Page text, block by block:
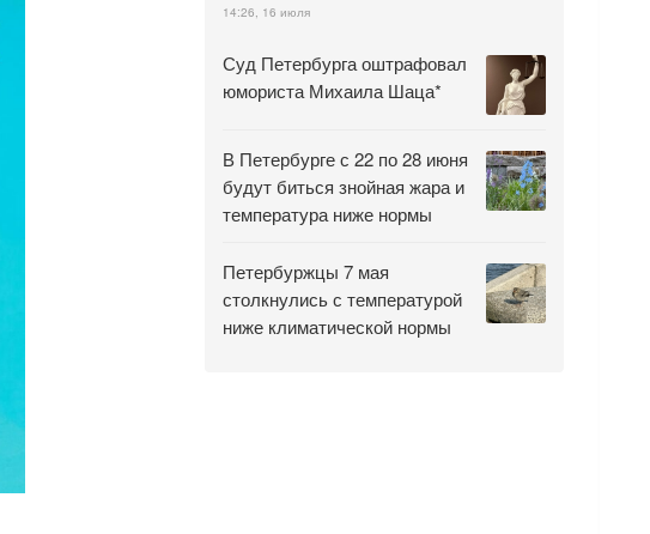
14:26, 16 июля
Суд Петербурга оштрафовал
юмориста Михаила Шаца*
В Петербурге с 22 по 28 июня
будут биться знойная жара и
температура ниже нормы
Петербуржцы 7 мая
столкнулись с температурой
ниже климатической нормы